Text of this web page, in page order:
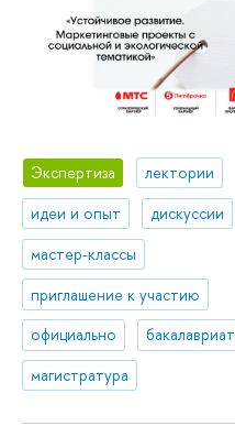
Экспертиза
лектории
идеи и опыт
дискуссии
мастер-классы
приглашение к участию
официально
бакалавриат
магистратура